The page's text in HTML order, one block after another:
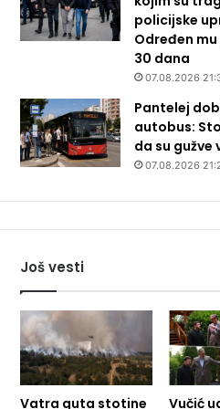
policijske
Određen
30 dana
07.08.2026
Pantelej
autobus:
da su gužve
07.08.2026
Još vesti
Vatra guta stotine
Vučić